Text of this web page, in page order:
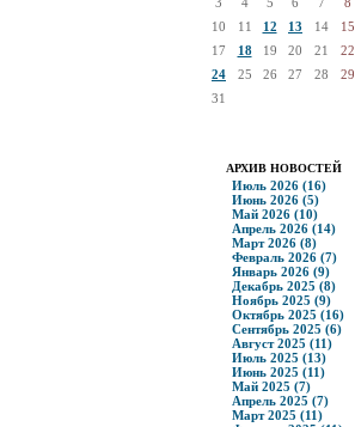
10
11 12 13 14 15
17
18 19 20 21 22
24
25 26 27 28 29
31
АРХИВ НОВОСТЕЙ
Июль 2026 (16)
Июнь 2026 (5)
Май 2026 (10)
Апрель 2026 (14)
Март 2026 (8)
Февраль 2026 (7)
Январь 2026 (9)
Декабрь 2025 (8)
Ноябрь 2025 (9)
Октябрь 2025 (16)
Сентябрь 2025 (6)
Август 2025 (11)
Июль 2025 (13)
Июнь 2025 (11)
Май 2025 (7)
Апрель 2025 (7)
Март 2025 (11)